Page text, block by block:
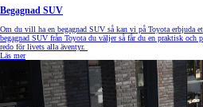
Begagnad SUV
Om du vill ha en begagnad SUV så kan vi på Toyota erbjuda
begagnad SUV från Toyota du väljer så får du en praktisk
redo för livets alla äventyr.
Läs mer